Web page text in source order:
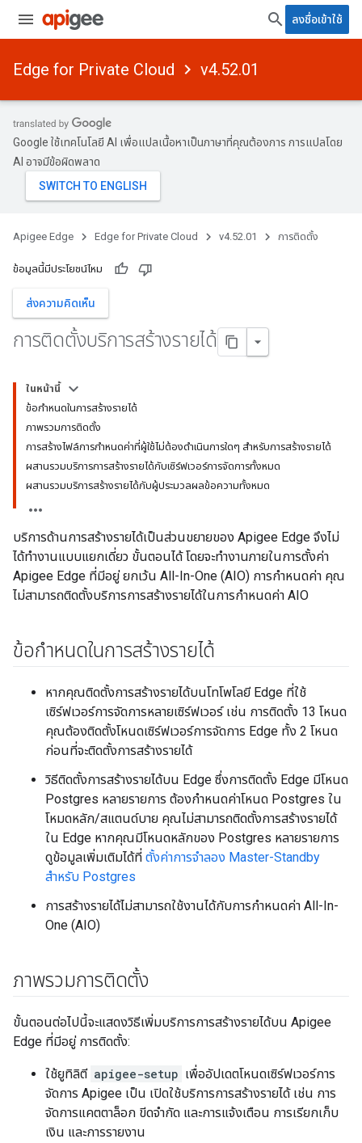
ลงชื่อเข้าใช้
Edge for Private Cloud v4.52.01
Google ใช้เทคโนโลยี AI เพื่อแปลเนื้อหาเป็นภาษาที่คุณต้องการ การแปลโดย
AI อาจมีข้อผิดพลาด
Apigee Edge Edge for Private Cloud v4.52.01 การติดตั้ง
ข้อมูลนี้มีประโยชน์ไหม
ส่งความคิดเห็น
การติดตั้งบริการสร้างรายได้
ในหน้านี้
ข้อกำหนดในการสร้างรายได้
ภาพรวมการติดตั้ง
การสร้างไฟล์การกำหนดค่าที่ผู้ใช้ไม่ต้องดำเนินการใดๆ สำหรับการสร้างรายได้
ผสานรวมบริการการสร้างรายได้กับเซิร์ฟเวอร์การจัดการทั้งหมด
ผสานรวมบริการสร้างรายได้กับผู้ประมวลผลข้อความทั้งหมด
บริการด้านการสร้างรายได้เป็นส่วนขยายของ Apigee Edge จึงไม่
ได้ทำงานแบบแยกเดี่ยว ขั้นตอนได้ โดยจะทำงานภายในการตั้งค่า
Apigee Edge ที่มีอยู่ ยกเว้น All-In-One (AIO) การกำหนดค่า คุณ
ไม่สามารถติดตั้งบริการการสร้างรายได้ในการกำหนดค่า AIO
ข้อกำหนดในการสร้างรายได้
หากคุณติดตั้งการสร้างรายได้บนโทโพโลยี Edge ที่ใช้
เซิร์ฟเวอร์การจัดการหลายเซิร์ฟเวอร์ เช่น การติดตั้ง 13 โหนด
คุณต้องติดตั้งโหนดเซิร์ฟเวอร์การจัดการ Edge ทั้ง 2 โหนด
ก่อนที่จะติดตั้งการสร้างรายได้
วิธีติดตั้งการสร้างรายได้บน Edge ซึ่งการติดตั้ง Edge มีโหนด
Postgres หลายรายการ ต้องกำหนดค่าโหนด Postgres ใน
โหมดหลัก/สแตนด์บาย คุณไม่สามารถติดตั้งการสร้างรายได้
ใน Edge หากคุณมีโหนดหลักของ Postgres หลายรายการ
ดูข้อมูลเพิ่มเติมได้ที่ ตั้งค่าการจำลอง Master-Standby
สำหรับ Postgres
การสร้างรายได้ไม่สามารถใช้งานได้กับการกำหนดค่า All-In-
One (AIO)
ภาพรวมการติดตั้ง
ขั้นตอนต่อไปนี้จะแสดงวิธีเพิ่มบริการการสร้างรายได้บน Apigee
Edge ที่มีอยู่ การติดตั้ง:
ใช้ยูทิลิตี apigee-setup เพื่ออัปเดตโหนดเซิร์ฟเวอร์การ
จัดการ Apigee เป็น เปิดใช้บริการการสร้างรายได้ เช่น การ
จัดการแคตตาล็อก ขีดจำกัด และการแจ้งเตือน การเรียกเก็บ
เงิน และการรายงาน